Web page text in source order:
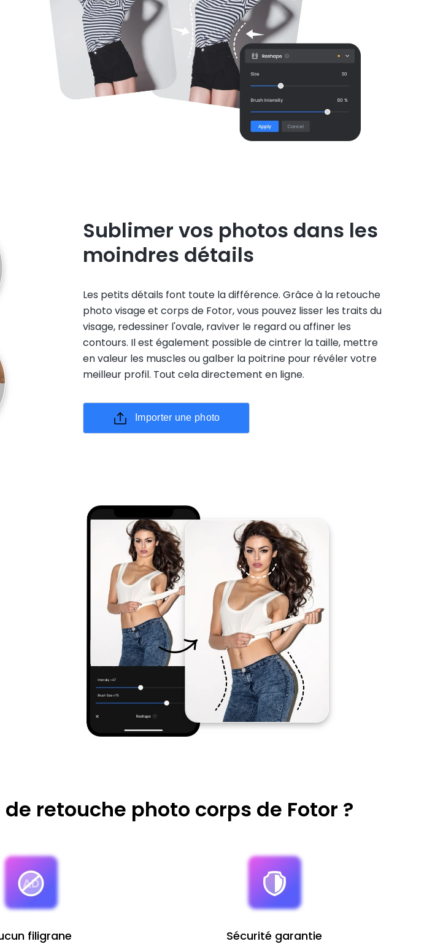
Sublimer vos photos dans les
moindres détails
Les petits détails font toute la différence. Grâce à la retouche
photo visage et corps de Fotor, vous pouvez lisser les traits du
visage, redessiner l'ovale, raviver le regard ou affiner les
contours. Il est également possible de cintrer la taille, mettre
en valeur les muscles ou galber la poitrine pour révéler votre
meilleur profil. Tout cela directement en ligne.
Importer une photo
retouche photo corps de Fotor ?
filigrane Sécurité garantie